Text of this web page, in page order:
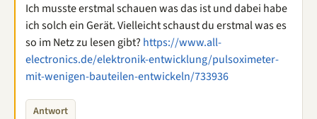
Ich musste erstmal schauen was das ist und dabei habe
ich solch ein Gerät. Vielleicht schaust du erstmal was es
so im Netz zu lesen gibt? https://www.all-
electronics.de/elektronik-entwicklung/pulsoximeter-
mit-wenigen-bauteilen-entwickeln/733936
Antwort